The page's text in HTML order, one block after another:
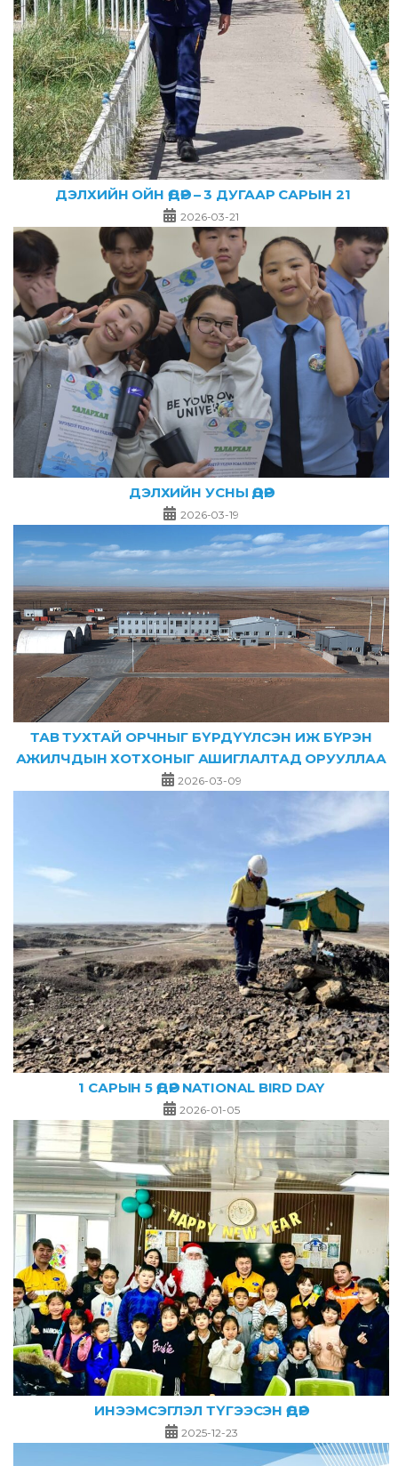
ДЭЛХИЙН ОЙН ӨДӨР – 3 ДУГААР САРЫН 21
2026-03-21
ДЭЛХИЙН УСНЫ ӨДӨР
2026-03-19
ТАВ ТУХТАЙ ОРЧНЫГ БҮРДҮҮЛСЭН ИЖ БҮРЭН
АЖИЛЧДЫН ХОТХОНЫГ АШИГЛАЛТАД ОРУУЛЛАА
2026-03-09
1 САРЫН 5 ӨДӨР NATIONAL BIRD DAY
2026-01-05
ИНЭЭМСЭГЛЭЛ ТҮГЭЭСЭН ӨДӨР
2025-12-23